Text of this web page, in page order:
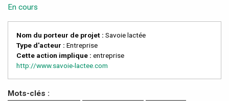
En cours
Nom du porteur de projet : Savoie lactée
Type d'acteur : Entreprise
Cette action implique : entreprise
http://www.savoie-lactee.com
Mots-clés :